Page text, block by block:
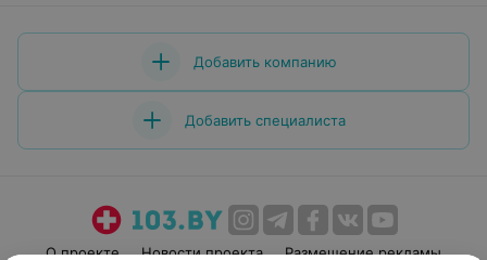
Добавить компанию
Добавить специалиста
О проекте Новости проекта Размещение рекламы